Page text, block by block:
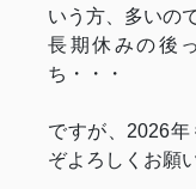
いう方、多いの
長期休みの後
ち・・・
ですが、2026
ぞよろしくお願